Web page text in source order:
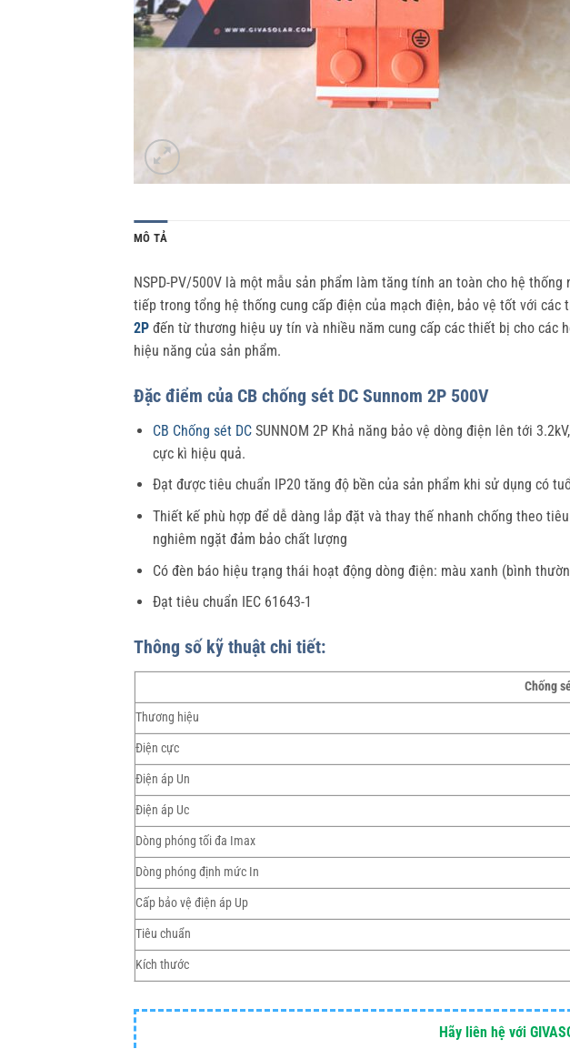
MÔ TẢ
NSPD-PV/500V là một mẫu sản phẩm làm tăng tính an toàn cho hệ
tiếp trong tổng hệ thống cung cấp điện của mạch điện, bảo vệ tốt với
2P đến từ thương hiệu uy tín và nhiều năm cung cấp các thiết bị cho các
hiệu năng của sản phẩm.
Đặc điểm của CB chống sét DC Sunnom 2P 500V
CB Chống sét DCSUNNOM 2P Khả năng bảo vệ dòng điện lên tới
cực kì hiệu quả.
Đạt được tiêu chuẩn IP20 tăng độ bền của sản phẩm khi sử dụng có
Thiết kế phù hợp để dễ dàng lắp đặt và thay thế nhanh chống theo
nghiêm ngặt đảm bảo chất lượng
Có đèn báo hiệu trạng thái hoạt động dòng điện: màu xanh (bình
Đạt tiêu chuẩn IEC 61643-1
Thông số kỹ thuật chi tiết:
Chống
Thương hiệu
Điện cực
Điện áp Un
Điện áp Uc
Dòng phóng tối đa Imax
Dòng phóng định mức In
Cấp bảo vệ điện áp Up
Tiêu chuẩn
Kích thước
Hãy liên hệ với